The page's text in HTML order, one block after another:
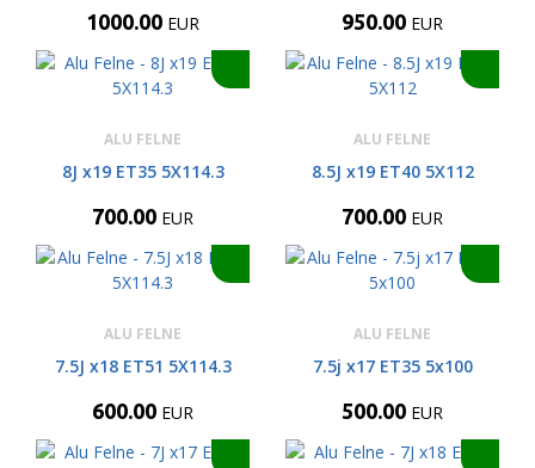
1000.00 EUR 950.00 EUR
ALU FELNE
8J x19 ET35 5X114.3
700.00 EUR
ALU FELNE
8.5J x19 ET40 5X112
700.00 EUR
ALU FELNE
7.5J x18 ET51 5X114.3
600.00 EUR
ALU FELNE
7.5j x17 ET35 5x100
500.00 EUR